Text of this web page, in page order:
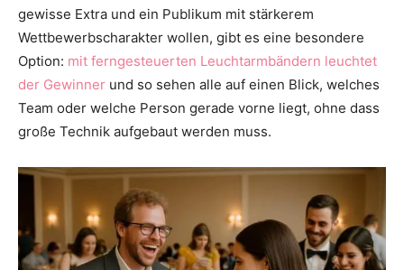
gewisse Extra und ein Publikum mit stärkerem
Wettbewerbscharakter wollen, gibt es eine besondere
Option: mit ferngesteuerten Leuchtarmbändern leuchtet
der Gewinner und so sehen alle auf einen Blick, welches
Team oder welche Person gerade vorne liegt, ohne dass
große Technik aufgebaut werden muss.​